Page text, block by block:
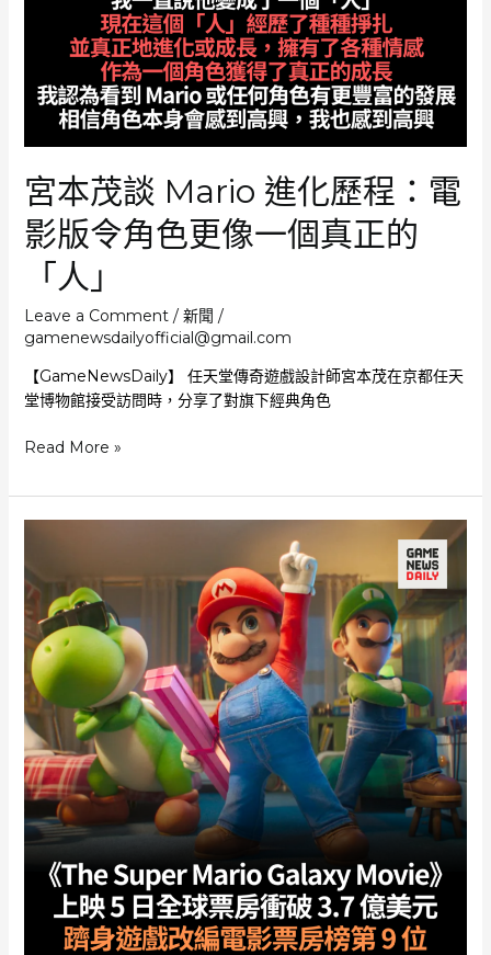
人
解
宮本茂談 Mario 進化歷程：電
影版令角色更像一個真正的
「人」
Leave a Comment / 新聞 /
gamenewsdailyofficial@gmail.com
【GameNewsDaily】 任天堂傳奇遊戲設計師宮本茂在京都任天
堂博物館接受訪問時，分享了對旗下經典角色
宮
茂
談
進
化
歷
程：
電
影
版
令
角
色
像
Read More »